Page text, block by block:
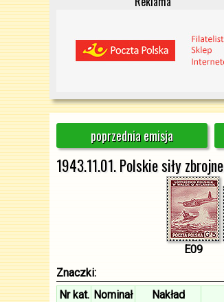
poprzednia emisja
1943.11.01. Polskie siły
E09
Znaczki:
Nr kat. Nominał Nakład